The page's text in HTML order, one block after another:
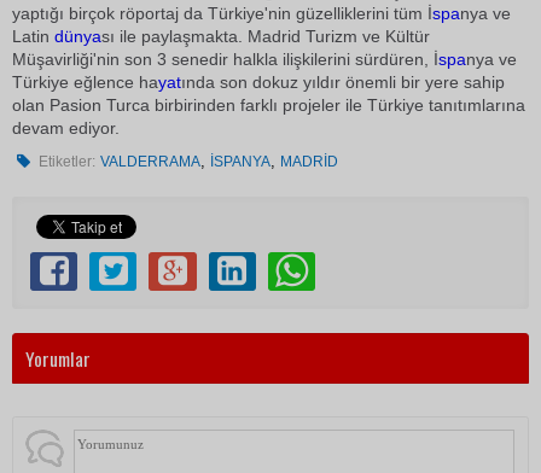
yaptığı birçok röportaj da Türkiye'nin güzelliklerini tüm İspanya ve
Latin dünyası ile paylaşmakta. Madrid Turizm ve Kültür
Müşavirliği'nin son 3 senedir halkla ilişkilerini sürdüren, İspanya ve
Türkiye eğlence hayatında son dokuz yıldır önemli bir yere sahip
olan Pasion Turca birbirinden farklı projeler ile Türkiye tanıtımlarına
devam ediyor.
Etiketler: VALDERRAMA, İSPANYA, MADRİD
Yorumlar